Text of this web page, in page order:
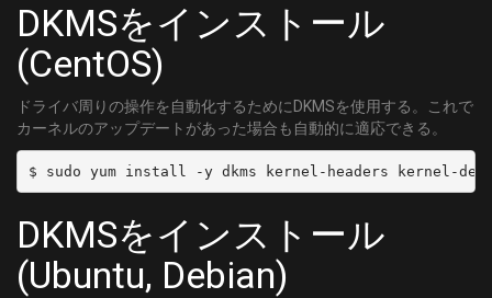
	DELIVERY_SYSTEM = DVBC/ANNEX_A
	FREQUENCY = 423000000
	SYMBOL_RATE = 5274000
	MODULATION = QAM/AUTO
[C57]
	DELIVERY_SYSTEM = DVBC/ANNEX_A
[C58]
	DELIVERY_SYSTEM = DVBC/ANNEX_A
	FREQUENCY = 435000000
DKMSをインストール
(CentOS)
ドライバ周りの操作を自動化するためにDKMSを使用する。これで
カーネルのアップデートがあった場合も自動的に適応できる。
DKMSをインストール
(Ubuntu, Debian)